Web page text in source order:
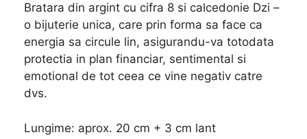
Bratara din argint cu cifra 8 si calcedonie Dzi –
o bijuterie unica, care prin forma sa face ca
energia sa circule lin, asigurandu-va totodata
protectia in plan financiar, sentimental si
emotional de tot ceea ce vine negativ catre
dvs.
Lungime: aprox. 20 cm + 3 cm lant